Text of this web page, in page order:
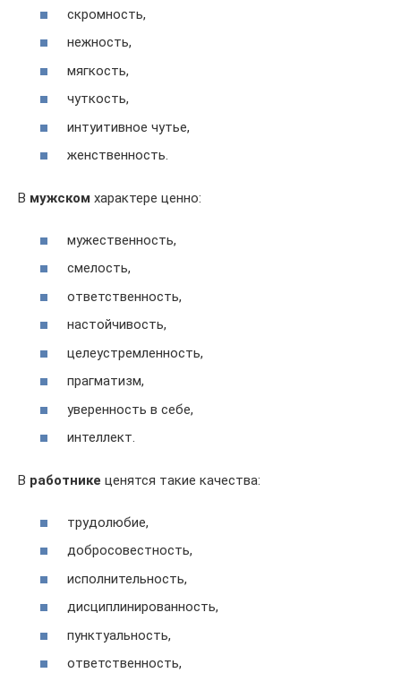
скромность,
нежность,
мягкость,
чуткость,
интуитивное чутье,
женственность.
В мужском характере ценно:
мужественность,
смелость,
ответственность,
настойчивость,
целеустремленность,
прагматизм,
уверенность в себе,
интеллект.
В работнике ценятся такие качества:
трудолюбие,
добросовестность,
исполнительность,
дисциплинированность,
пунктуальность,
ответственность,